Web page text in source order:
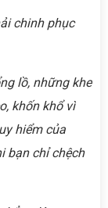
chinh phục
lồ, những khe
khốn khổ vì
hiểm của
bạn chỉ chệch